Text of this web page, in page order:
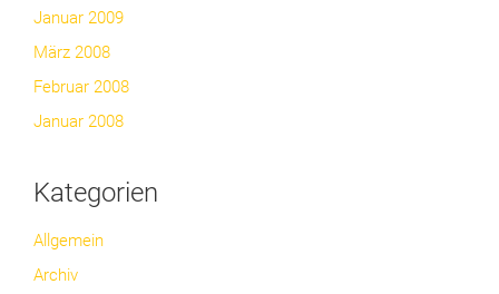
Januar 2009
März 2008
Februar 2008
Januar 2008
Kategorien
Allgemein
Archiv